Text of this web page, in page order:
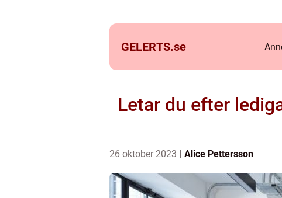
GELERTS.se
Letar du efter
26 oktober 2023 Alice Pettersson